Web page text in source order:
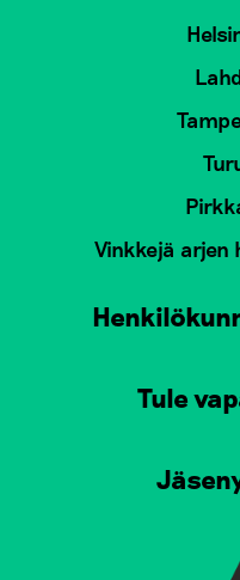
Vinkkejä
Tule